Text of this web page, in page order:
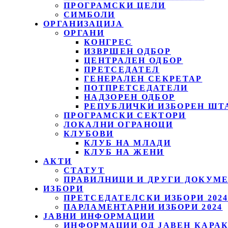
ПРОГРАМСКИ ЦЕЛИ
СИМБОЛИ
ОРГАНИЗАЦИЈА
ОРГАНИ
КОНГРЕС
ИЗВРШЕН ОДБОР
ЦЕНТРАЛЕН ОДБОР
ПРЕТСЕДАТЕЛ
ГЕНЕРАЛЕН СЕКРЕТАР
ПОТПРЕТСЕДАТЕЛИ
НАДЗОРЕН ОДБОР
РЕПУБЛИЧКИ ИЗБОРЕН
ПРОГРАМСКИ СЕКТОРИ
ЛОКАЛНИ ОГРАНОЦИ
КЛУБОВИ
КЛУБ НА МЛАДИ
КЛУБ НА ЖЕНИ
АКТИ
СТАТУТ
ПРАВИЛНИЦИ И ДРУГИ
ИЗБОРИ
ПРЕТСЕДАТЕЛСКИ ИЗБОРИ 2024
ПАРЛАМЕНТАРНИ ИЗБОРИ 2024
ЈАВНИ ИНФОРМАЦИИ
ИНФОРМАЦИИ ОД ЈАВЕН